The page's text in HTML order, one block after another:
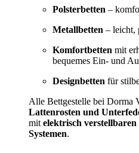
Polsterbetten –
Metallbetten – leicht,
Komfortbetten mit
bequemes Ein- und
Designbetten für
Alle Bettgestelle bei Dorma
Lattenrosten und
mit elektrisch verstellbaren
Systemen.